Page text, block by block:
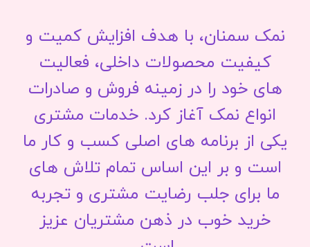
نمک سمنان، با هدف افزایش کمیت و
کیفیت محصولات داخلی، فعالیت
های خود را در زمینه فروش و صادرات
انواع نمک آغاز کرد. خدمات مشتری
یکی از برنامه های اصلی کسب و کار ما
است و بر این اساس تمام تلاش های
ما برای جلب رضایت مشتری و تجربه
خرید خوب در ذهن مشتریان عزیز